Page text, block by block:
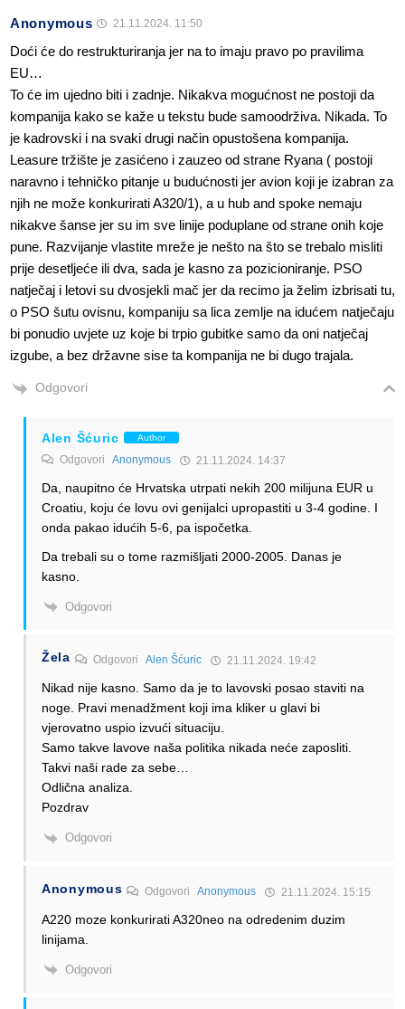
Anonymous 21.11.2024. 11:50
Doći će do restrukturiranja jer na to imaju pravo po pravilima
EU…
To će im ujedno biti i zadnje. Nikakva mogućnost ne postoji da
kompanija kako se kaže u tekstu bude samoodrživa. Nikada. To
je kadrovski i na svaki drugi način opustošena kompanija.
Leasure tržište je zasićeno i zauzeo od strane Ryana ( postoji
naravno i tehničko pitanje u budućnosti jer avion koji je izabran za
njih ne može konkurirati A320/1), a u hub and spoke nemaju
nikakve šanse jer su im sve linije poduplane od strane onih koje
pune. Razvijanje vlastite mreže je nešto na što se trebalo misliti
prije desetljeće ili dva, sada je kasno za pozicioniranje. PSO
natječaj i letovi su dvosjekli mač jer da recimo ja želim izbrisati tu,
o PSO šutu ovisnu, kompaniju sa lica zemlje na idućem natječaju
bi ponudio uvjete uz koje bi trpio gubitke samo da oni natječaj
izgube, a bez državne sise ta kompanija ne bi dugo trajala.
Odgovori
Alen Šćuric Author
Odgovori Anonymous 21.11.2024. 14:37
Da, naupitno će Hrvatska utrpati nekih 200 milijuna EUR u
Croatiu, koju će lovu ovi genijalci upropastiti u 3-4 godine. I
onda pakao idućih 5-6, pa ispočetka.
Da trebali su o tome razmišljati 2000-2005. Danas je
kasno.
Odgovori
Žela Odgovori Alen Šćuric 21.11.2024. 19:42
Nikad nije kasno. Samo da je to lavovski posao staviti na
noge. Pravi menadžment koji ima kliker u glavi bi
vjerovatno uspio izvući situaciju.
Samo takve lavove naša politika nikada neće zaposliti.
Takvi naši rade za sebe…
Odlična analiza.
Pozdrav
Odgovori
Anonymous OdgovoriAnonymous 21.11.2024. 15:15
A220 moze konkurirati A320neo na odredenim duzim
linijama.
Odgovori